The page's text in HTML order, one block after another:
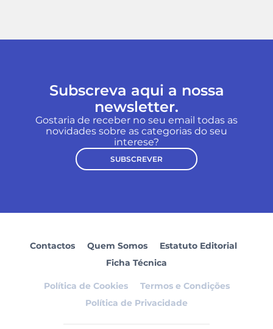
Subscreva aqui a nossa
newsletter.
Gostaria de receber no seu email todas as
novidades sobre as categorias do seu
interese?
SUBSCREVER
Contactos Quem Somos
Estatuto Editorial
Ficha Técnica
Política de Cookies
Termos e Condições
Política de Privacidade